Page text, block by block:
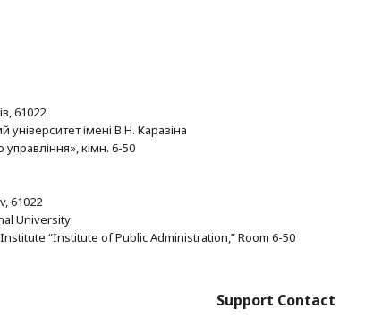
61022
університет імені В.Н. Каразіна
управління», кімн. 6-50
61022
University
“Institute of Public Administration,” Room 6-50
Support Contact